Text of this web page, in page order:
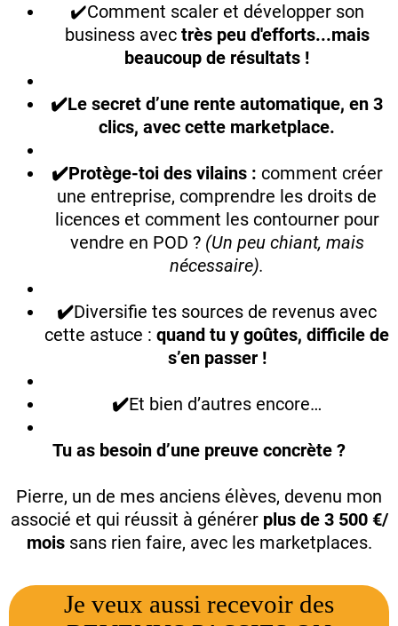
✔️Comment scaler et développer son
business avec très peu d'efforts...mais
beaucoup de résultats !
✔️Le secret d’une rente automatique, en 3
clics, avec cette marketplace.
✔️Protège-toi des vilains : comment créer
une entreprise, comprendre les droits de
licences et comment les contourner pour
vendre en POD ?(Un peu chiant, mais
nécessaire).
✔️Diversifie tes sources de revenus avec
cette astuce : quand tu y goûtes, difficile de
s’en passer !
✔️Et bien d’autres encore…
Tu as besoin d’une preuve concrète ?
Pierre, un de mes anciens élèves, devenu mon
associé et qui réussit à générer plus de 3 500 €/
moissans rien faire, avec les marketplaces.
Je veux aussi recevoir des